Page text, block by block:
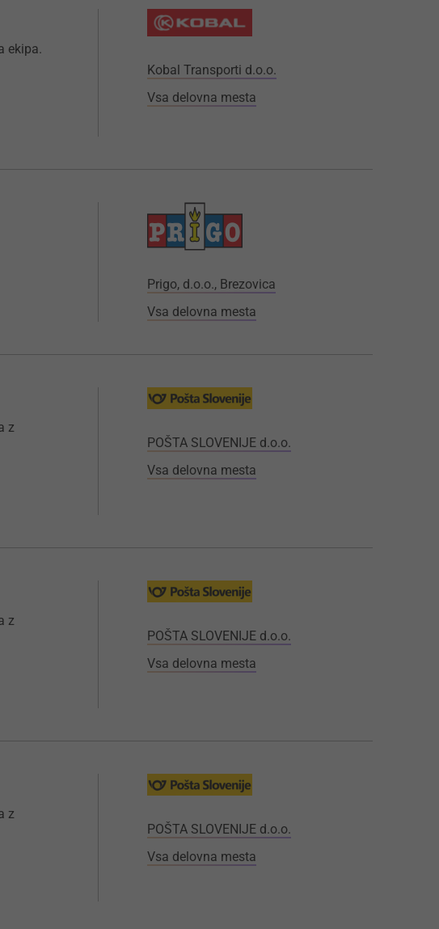
ekipa.
Kobal Transporti d.o.o.
Vsa delovna mesta
Prigo, d.o.o., Brezovica
Vsa delovna mesta
z
POŠTA SLOVENIJE d.o.o.
Vsa delovna mesta
z
POŠTA SLOVENIJE d.o.o.
Vsa delovna mesta
z
POŠTA SLOVENIJE d.o.o.
Vsa delovna mesta